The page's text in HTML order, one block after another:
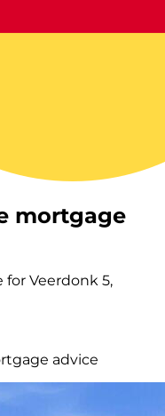
mortgage
Veerdonk 5,
advice